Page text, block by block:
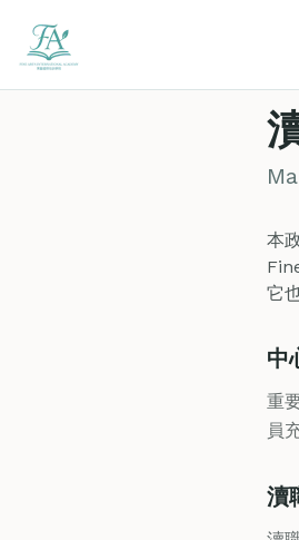
本
它
中
重
員
瀆